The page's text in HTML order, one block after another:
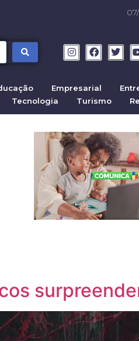
Empresarial
Tecnologia
Turismo